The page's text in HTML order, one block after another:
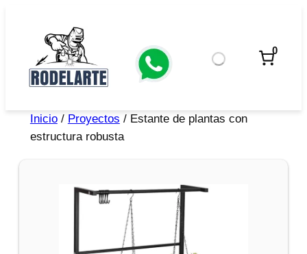
0
Inicio/ Proyectos / Estante de plantas con
estructura robusta